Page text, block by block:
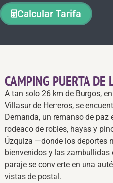
Calcular Tarifa
CAMPING PUERTA DE
A tan solo 26 km de Burgos,
Villasur de Herreros, se
Demanda, un remanso de paz
rodeado de robles, hayas y
Úzquiza —donde los deportes
bienvenidos y las
paraje se convierte en una
vistas de postal.